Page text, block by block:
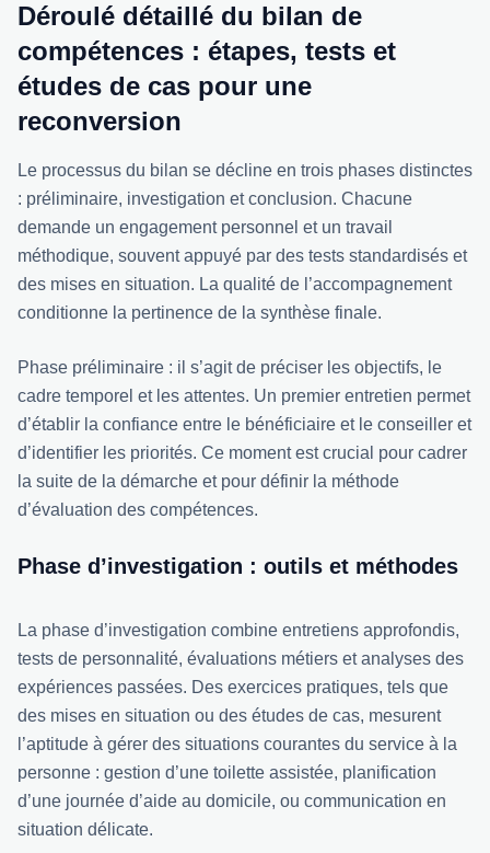
Déroulé détaillé du bilan de
compétences : étapes, tests et
études de cas pour une
reconversion
Le processus du bilan se décline en trois phases distinctes
: préliminaire, investigation et conclusion. Chacune
demande un engagement personnel et un travail
méthodique, souvent appuyé par des tests standardisés et
des mises en situation. La qualité de l’accompagnement
conditionne la pertinence de la synthèse finale.
Phase préliminaire : il s’agit de préciser les objectifs, le
cadre temporel et les attentes. Un premier entretien permet
d’établir la confiance entre le bénéficiaire et le conseiller et
d’identifier les priorités. Ce moment est crucial pour cadrer
la suite de la démarche et pour définir la méthode
d’évaluation des compétences.
Phase d’investigation : outils et méthodes
La phase d’investigation combine entretiens approfondis,
tests de personnalité, évaluations métiers et analyses des
expériences passées. Des exercices pratiques, tels que
des mises en situation ou des études de cas, mesurent
l’aptitude à gérer des situations courantes du service à la
personne : gestion d’une toilette assistée, planification
d’une journée d’aide au domicile, ou communication en
situation délicate.